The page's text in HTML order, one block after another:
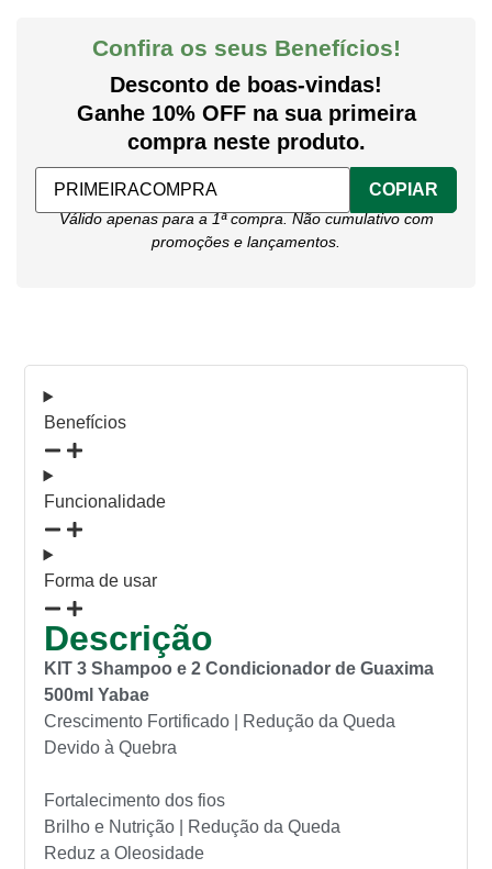
Confira os seus Benefícios!
Desconto de boas-vindas!
Ganhe 10% OFF na sua primeira
compra neste produto.
COPIAR
Válido apenas para a 1ª compra. Não cumulativo com
promoções e lançamentos.
Benefícios
Funcionalidade
Forma de usar
Descrição
KIT 3 Shampoo e 2 Condicionador de Guaxima
500ml Yabae
Crescimento Fortificado | Redução da Queda
Devido à Quebra
Fortalecimento dos fios
Brilho e Nutrição | Redução da Queda
Reduz a Oleosidade